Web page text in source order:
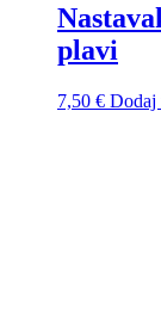
plavi
7,50 € Dodaj